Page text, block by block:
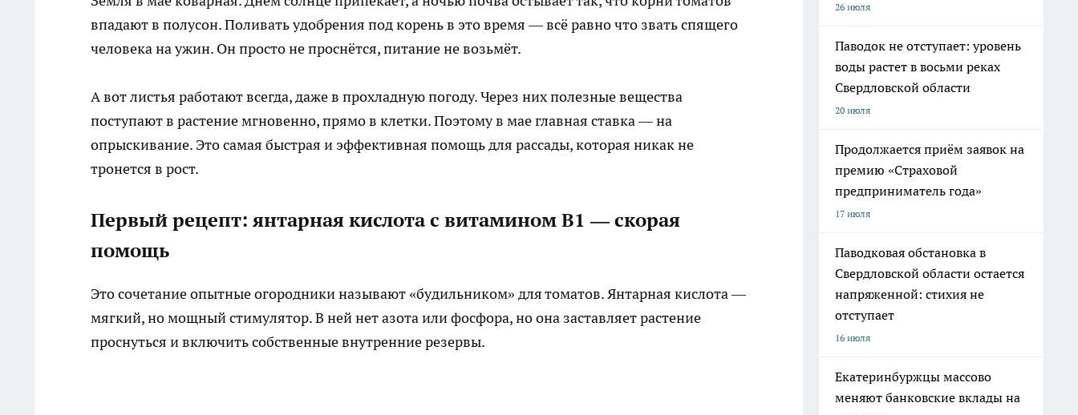
впадают в полусон. Поливать удобрения под корень в это время — всё равно что звать спящего
человека на ужин. Он просто не проснётся, питание не возьмёт.
А вот листья работают всегда, даже в прохладную погоду. Через них полезные вещества
поступают в растение мгновенно, прямо в клетки. Поэтому в мае главная ставка — на
опрыскивание. Это самая быстрая и эффективная помощь для рассады, которая никак не
тронется в рост.
Первый рецепт: янтарная кислота с витамином B1 — скорая
помощь
Это сочетание опытные огородники называют «будильником» для томатов. Янтарная кислота —
мягкий, но мощный стимулятор. В ней нет азота или фосфора, но она заставляет растение
проснуться и включить собственные внутренние резервы.
26 июля
Паводок не отступает: уровень
воды растет в восьми реках
Свердловской области
20 июля
Продолжается приём заявок на
премию «Страховой
предприниматель года»
17 июля
Паводковая обстановка в
Свердловской области остается
напряженной: стихия не
отступает
16 июля
Екатеринбуржцы массово
меняют банковские вклады на